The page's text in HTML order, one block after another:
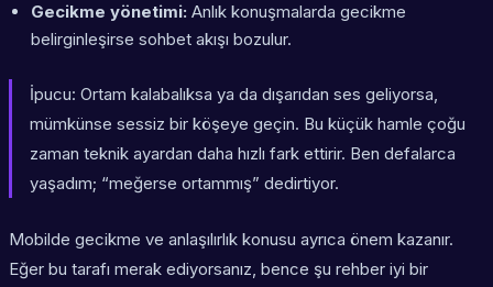
Gecikme yönetimi: Anlık konuşmalarda gecikme
belirginleşirse sohbet akışı bozulur.
İpucu: Ortam kalabalıksa ya da dışarıdan ses geliyorsa,
mümkünse sessiz bir köşeye geçin. Bu küçük hamle çoğu
zaman teknik ayardan daha hızlı fark ettirir. Ben defalarca
yaşadım; “meğerse ortammış” dedirtiyor.
Mobilde gecikme ve anlaşılırlık konusu ayrıca önem kazanır.
Eğer bu tarafı merak ediyorsanız, bence şu rehber iyi bir